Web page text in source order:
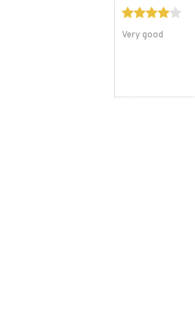
Very good